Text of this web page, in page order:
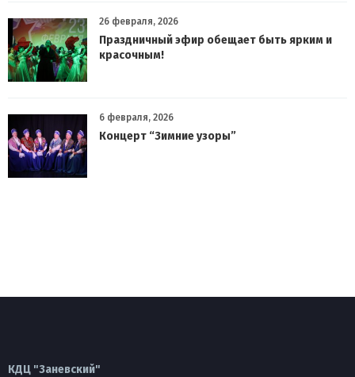
26 февраля, 2026
Праздничный эфир обещает быть ярким и
красочным!
6 февраля, 2026
Концерт “Зимние узоры”
КДЦ "Заневский"